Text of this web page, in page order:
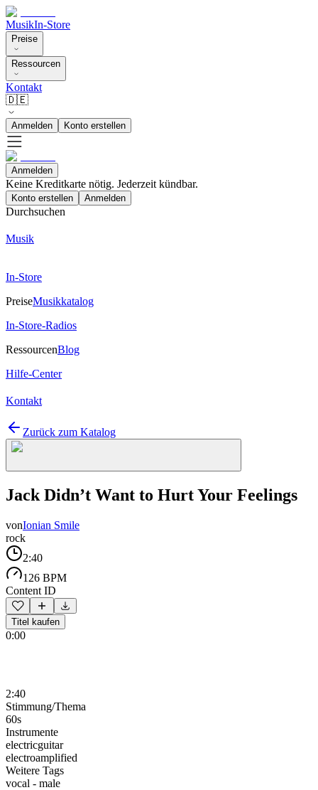
MusikIn-Store
Preise
Ressourcen
Kontakt
🇩🇪
Anmelden Konto erstellen
Anmelden
Keine Kreditkarte nötig. Jederzeit kündbar.
Konto erstellen Anmelden
Durchsuchen
Musik
In-Store
PreiseMusikkatalog
In-Store-Radios
RessourcenBlog
Hilfe-Center
Kontakt
Zurück zum Katalog
Jack Didn’t Want to Hurt Your Feelings
vonIonian Smile
rock
2:40
126 BPM
Content ID
Titel kaufen
0:00
2:40
Stimmung/Thema
60s
Instrumente
electricguitar
electroamplified
Weitere Tags
vocal - male